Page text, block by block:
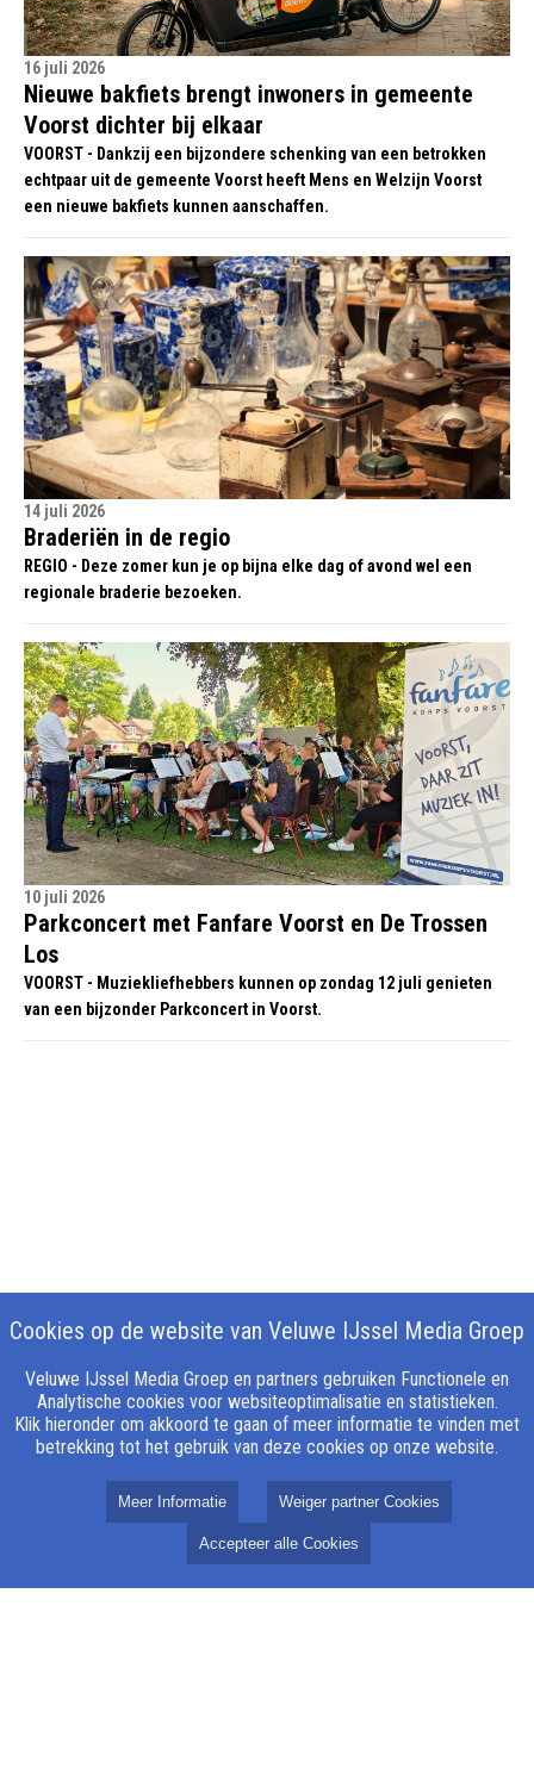
16 juli 2026
Nieuwe bakfiets brengt inwoners in gemeente
Voorst dichter bij elkaar
VOORST - Dankzij een bijzondere schenking van een betrokken
echtpaar uit de gemeente Voorst heeft Mens en Welzijn Voorst
een nieuwe bakfiets kunnen aanschaffen.
14 juli 2026
Braderiën in de regio
REGIO - Deze zomer kun je op bijna elke dag of avond wel een
regionale braderie bezoeken.
10 juli 2026
Parkconcert met Fanfare Voorst en De Trossen
Los
VOORST - Muziekliefhebbers kunnen op zondag 12 juli genieten
van een bijzonder Parkconcert in Voorst.
Cookies op de website van Veluwe IJssel Media Groep
Veluwe IJssel Media Groep en partners gebruiken Functionele en
Analytische cookies voor websiteoptimalisatie en statistieken.
Klik hieronder om akkoord te gaan of meer informatie te vinden met
betrekking tot het gebruik van deze cookies op onze website.
Meer Informatie Weiger partner Cookies
Accepteer alle Cookies